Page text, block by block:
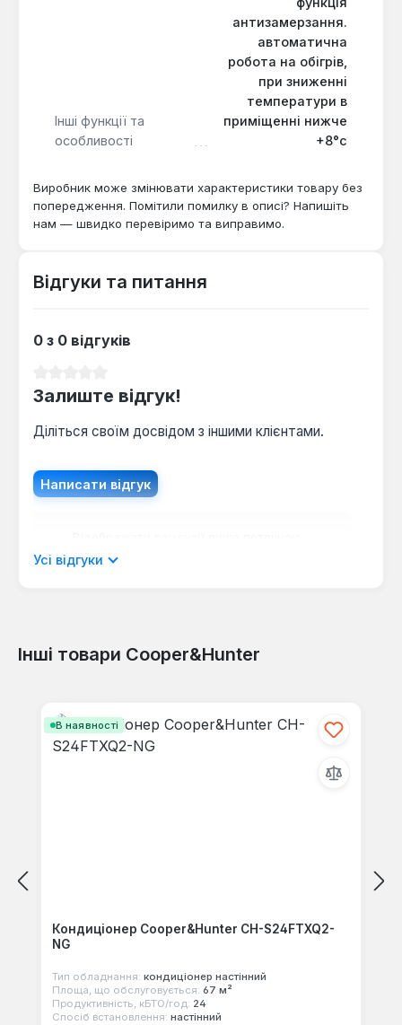
невеликих офісах або готельних номерах. Його
інверторна технологія, широкий діапазон робочих
температур та система очищення повітря
роблять його придатним для цілорічного
використання, забезпечуючи не тільки
охолодження та обігрів, але й покращення якості
повітря.
Інші функції та
особливості
антизамерзання.
автоматична
робота на обігрів,
при зниженні
температури в
приміщенні нижче
+8°c
Виробник може змінювати характеристики товару без
попередження. Помітили помилку в описі? Напишіть
нам — швидко перевіримо та виправимо.
Відгуки та питання
0 з 0 відгуків
Залиште відгук!
Діліться своїм досвідом з іншими клієнтами.
Написати відгук
мовою.
Відгуків не знайдено. Поділіться
Усі відгуки
Інші товари Cooper&Hunter
В наявності
Кондиціонер Cooper&Hunter CH-S24FTXQ2-
NG
Тип обладнання: кондиціонер настінний
Площа, що обслуговується: 67 м²
Продуктивність, кБТО/год: 24
Спосіб встановлення: настінний